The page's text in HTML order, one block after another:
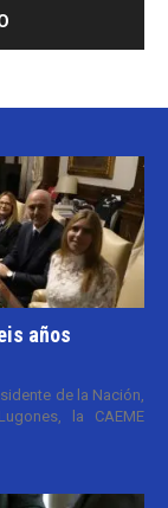
años
de la Nación,
la CAEME